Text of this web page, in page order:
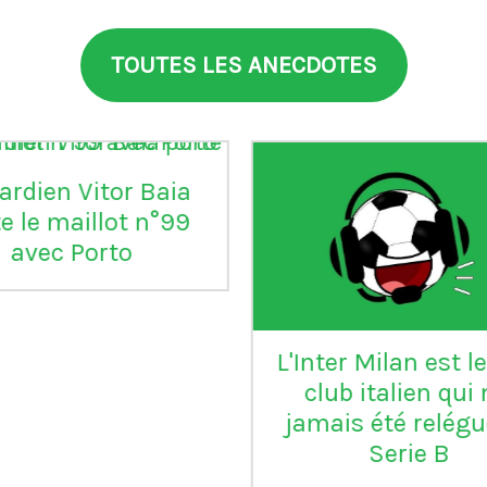
TOUTES LES ANECDOTES
L'Inter Milan est le seul
club italien qui n'a
jamais été relégué en